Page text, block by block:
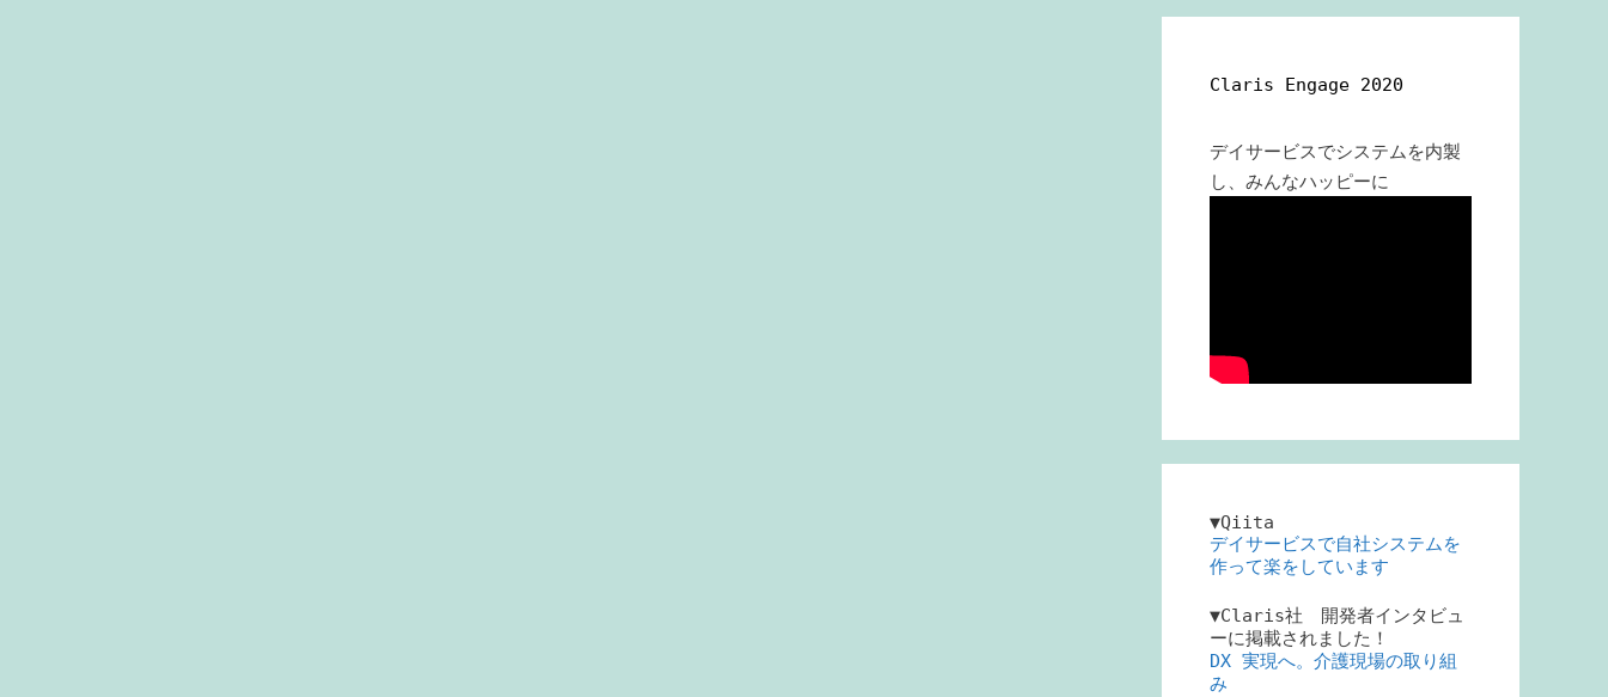
Claris Engage 2020
デイサービスでシステムを内製
し、みんなハッピーに
▼Qiita
デイサービスで自社システムを
作って楽をしています
▼Claris社 開発者インタビュ
ーに掲載されました！
DX 実現へ。介護現場の取り組
み